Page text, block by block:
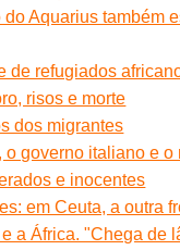
do Aquarius também
de refugiados
risos e morte
dos migrantes
o governo italiano e o
e inocentes
em Ceuta, a outra
a África. "Chega de